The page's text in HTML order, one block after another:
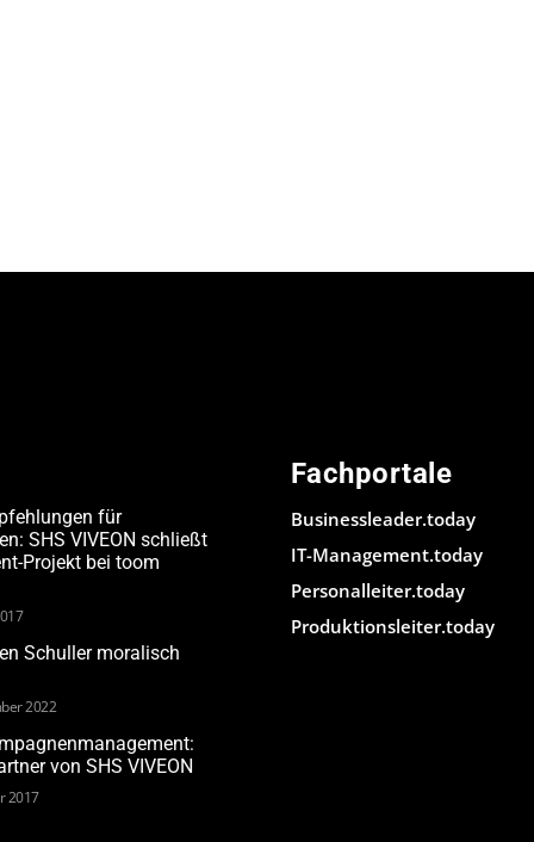
für
SHS VIVEON schließt
Projekt bei toom
Schuller moralisch
2022
von SHS VIVEON
2017
Fachportale
Businessleader.today
IT-Management.today
Personalleiter.today
Produktionsleiter.today